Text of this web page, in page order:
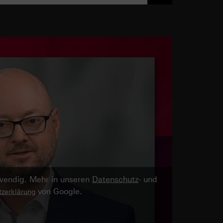
Mehr in unseren Datenschutz- und
von Google.